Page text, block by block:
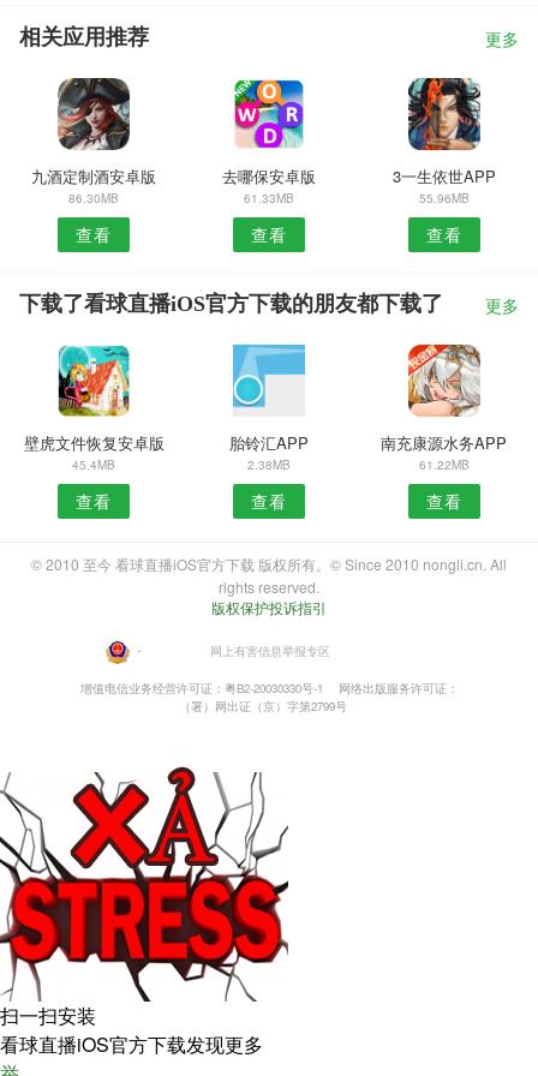
相关应用推荐 更多
九酒定制酒安卓版
86.30MB
查看
去哪保安卓版
61.33MB
查看
3一生依世APP
55.96MB
查看
下载了看球直播iOS官方下载的朋友都下载了 更多
壁虎文件恢复安卓版
45.4MB
查看
胎铃汇APP
2.38MB
查看
南充康源水务APP
61.22MB
查看
© 2010 至今 看球直播iOS官方下载 版权所有。© Since 2010 nongli.cn. All
rights reserved.
版权保护投诉指引
・ 网上有害信息举报专区
增值电信业务经营许可证：粤B2-20030330号-1
网络出版服务许可证：
（署）网出证（京）字第2799号
扫一扫安装
看球直播iOS官方下载发现更多